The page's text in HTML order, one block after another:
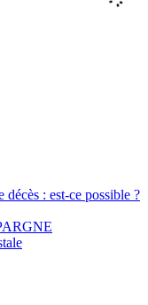
décès : est-ce possible ?